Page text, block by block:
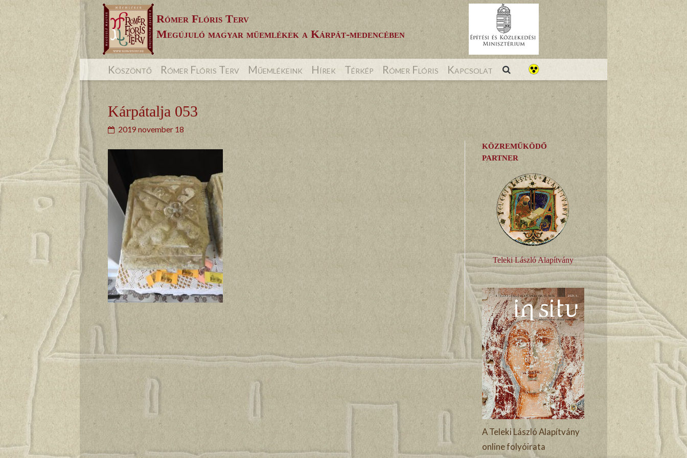
Skip
content
Rómer Flóris Terv
Megújuló magyar műemlékek a Kárpát-medencében
Köszöntő Rómer Flóris Terv Műemlékeink Hírek Térkép Rómer Flóris Kapcsolat
Kárpátalja 053
2019 november 18
KÖZREMŰKÖDŐ
PARTNER
Teleki László Alapítvány
A Teleki László Alapítvány
online folyóirata